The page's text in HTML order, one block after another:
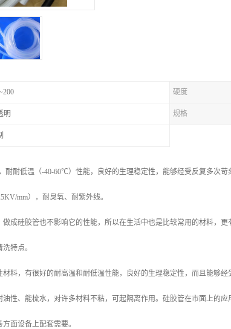
硬度
明 规格
耐耐低温（-40-60℃）性能，良好的生理稳定性，能够经受反复多次
mm），耐臭氧、耐紫外线。
成硅胶管也不影响它的性能，所以在生活中也是比较常用的材料，
特点。
料，有很好的耐高温和耐低温性能，良好的生理稳定性，而且能够
性、能梳水，对许多材料不粘，可起隔离作用。硅胶管在市面上的
面设备上配套需要。